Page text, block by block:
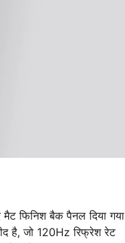
फिनिश बैक पैनल दिया गया
है, जो 120Hz रिफ्रेश रेट